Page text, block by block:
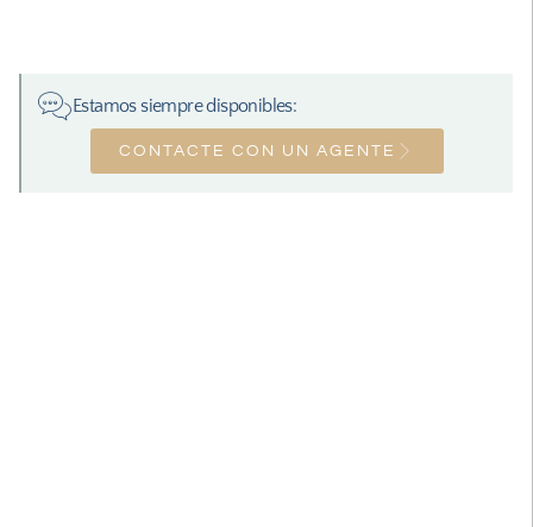
Estamos siempre disponibles:
CONTACTE CON UN AGENTE